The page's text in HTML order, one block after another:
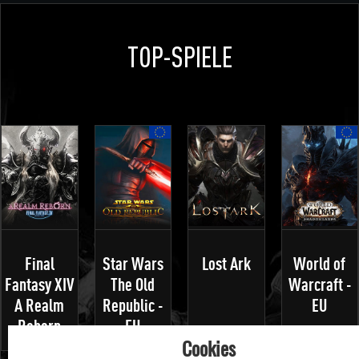
TOP-SPIELE
Final
Fantasy XIV
A Realm
Reborn
Star Wars
The Old
Republic -
EU
Lost Ark
World of
Warcraft -
EU
Cookies